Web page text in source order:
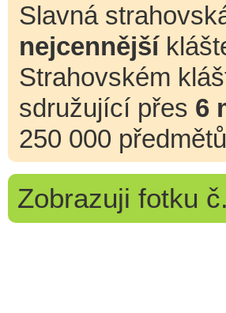
Slavná
nejcennější
Strahovském
sdružující přes 6
250 000
Zobrazuji fotku č.